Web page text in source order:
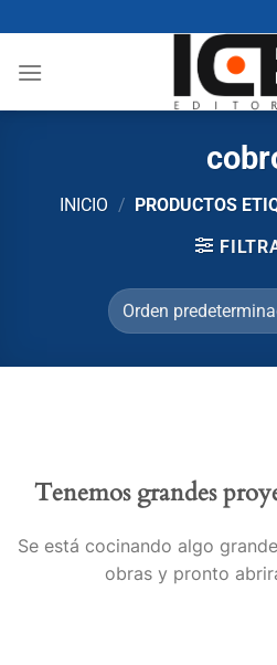
al
contenido
INICIO /
PRODUCTOS
Tenemos grandes
Se está cocinando algo
obras y pronto